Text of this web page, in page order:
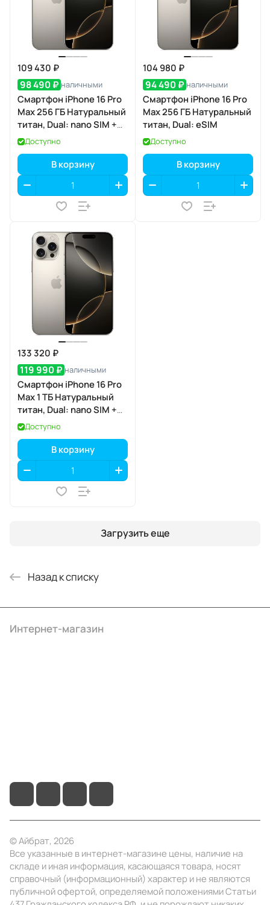
109 430 ₽
98 490 ₽ наличными
Смартфон iPhone 16 Pro
Max 256 ГБ Натуральный
титан, Dual: nano SIM +
eSIMДоступно
В корзину
104 980 ₽
94 490 ₽ наличными
Смартфон iPhone 16 Pro
Max 256 ГБ Натуральный
титан, Dual: eSIM
Доступно
В корзину
133 320 ₽
119 990 ₽ наличными
Смартфон iPhone 16 Pro
Max 1 ТБ Натуральный
титан, Dual: nano SIM +
eSIMДоступно
В корзину
Загрузить еще
Назад к списку
Интернет-магазин
© Айбрат, 2026
Все указанные в интернет-магазине цены, наличие на
складе и иная информация, касающаяся товара, носят
справочный (информационный) характер и не являются
публичной офертой, определяемой положениями Статьи